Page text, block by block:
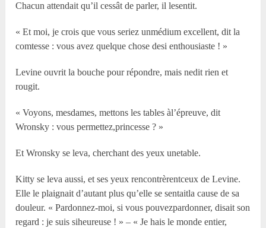
Chacun attendait qu’il cessât de parler, il lesentit.
« Et moi, je crois que vous seriez unmédium excellent, dit la
comtesse : vous avez quelque chose desi enthousiaste ! »
Levine ouvrit la bouche pour répondre, mais nedit rien et
rougit.
« Voyons, mesdames, mettons les tables àl’épreuve, dit
Wronsky : vous permettez,princesse ? »
Et Wronsky se leva, cherchant des yeux unetable.
Kitty se leva aussi, et ses yeux rencontrèrentceux de Levine.
Elle le plaignait d’autant plus qu’elle se sentaitla cause de sa
douleur. « Pardonnez-moi, si vous pouvezpardonner, disait son
regard : je suis siheureuse ! » – « Je hais le monde entier,